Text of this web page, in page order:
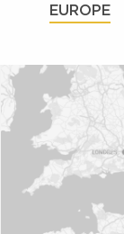
EUROPE